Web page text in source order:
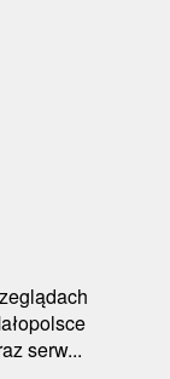
serw...